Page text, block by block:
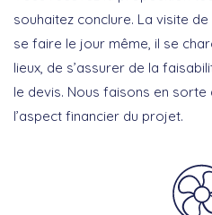
souhaitez conclure. La visite
se faire le jour même, il se
lieux, de s’assurer de la
le devis. Nous faisons en
l’aspect financier du projet.